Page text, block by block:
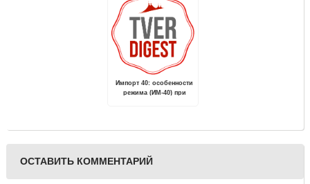
Импорт 40: особенности
режима (ИМ-40) при
ОСТАВИТЬ КОММЕНТАРИЙ